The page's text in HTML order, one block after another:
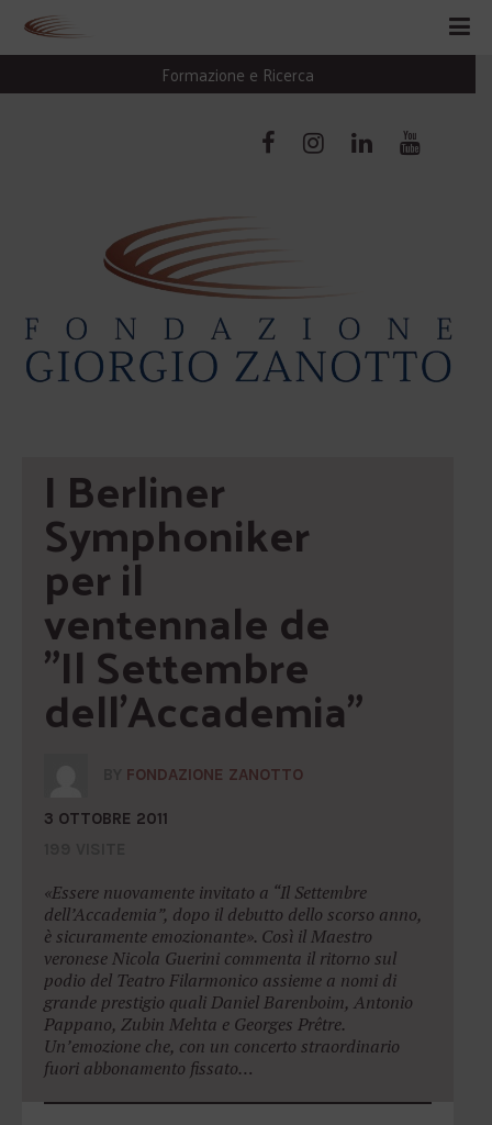
Formazione e Ricerca
I Berliner
Symphoniker
per il
ventennale de
"Il Settembre
dell'Accademia"
FONDAZIONE ZANOTTO
3 OTTOBRE 2011
«Essere nuovamente invitato a “Il Settembre
dell’Accademia”, dopo il debutto dello scorso anno,
è sicuramente emozionante». Così il Maestro
veronese Nicola Guerini commenta il ritorno sul
podio del Teatro Filarmonico assieme a nomi di
grande prestigio quali Daniel Barenboim, Antonio
Pappano, Zubin Mehta e Georges Prêtre.
Un’emozione che, con un concerto straordinario
fuori abbonamento fissato…